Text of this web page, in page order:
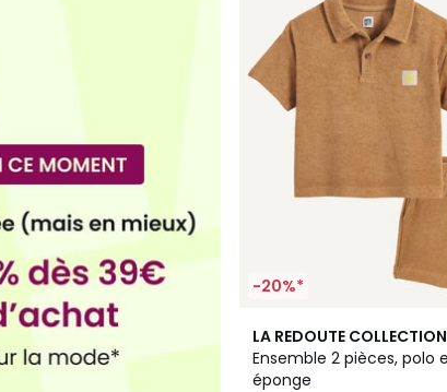
-20%*
LA REDOUTE
Ensemble 2 pièces, polo
éponge
4
/
5
2
Couleurs